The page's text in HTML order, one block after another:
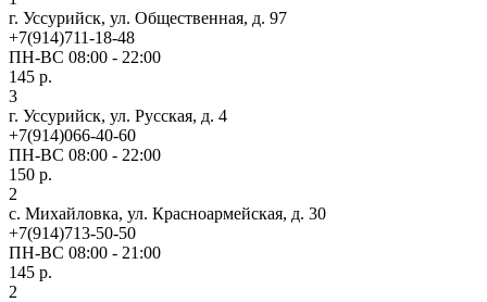
г. Уссурийск, ул. Общественная, д. 97
+7(914)711-18-48
ПН-ВС 08:00 - 22:00
145 р.
3
г. Уссурийск, ул. Русская, д. 4
+7(914)066-40-60
ПН-ВС 08:00 - 22:00
150 р.
2
с. Михайловка, ул. Красноармейская, д. 30
+7(914)713-50-50
ПН-ВС 08:00 - 21:00
145 р.
2